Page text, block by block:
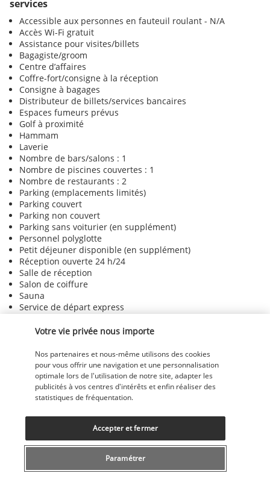
services
Accessible aux personnes en fauteuil roulant - N/A
Accès Wi-Fi gratuit
Assistance pour visites/billets
Bagagiste/groom
Centre d’affaires
Coffre-fort/consigne à la réception
Consigne à bagages
Distributeur de billets/services bancaires
Espaces fumeurs prévus
Golf à proximité
Hammam
Laverie
Nombre de bars/salons : 1
Nombre de piscines couvertes : 1
Nombre de restaurants : 2
Parking (emplacements limités)
Parking couvert
Parking non couvert
Parking sans voiturier (en supplément)
Personnel polyglotte
Petit déjeuner disponible (en supplément)
Réception ouverte 24 h/24
Salle de réception
Salon de coiffure
Sauna
Service de départ express
Service de transfert entre l’hôtel et l’aéroport (en
Service d’arrivée express
Services de concierge
Services de cérémonie de mariage
Transats de piscine
Télévision dans les espaces communs
Découvrir la destination
Informations utiles
Votre vie privée nous importe
Nos partenaires et nous-même utilisons des cookies
pour vous offrir une navigation et une personnalisation
optimale lors de l'utilisation de notre site, adapter les
publicités à vos centres d'intérêts et enfin réaliser des
statistiques de fréquentation.
Paramétrer
Accepter et fermer